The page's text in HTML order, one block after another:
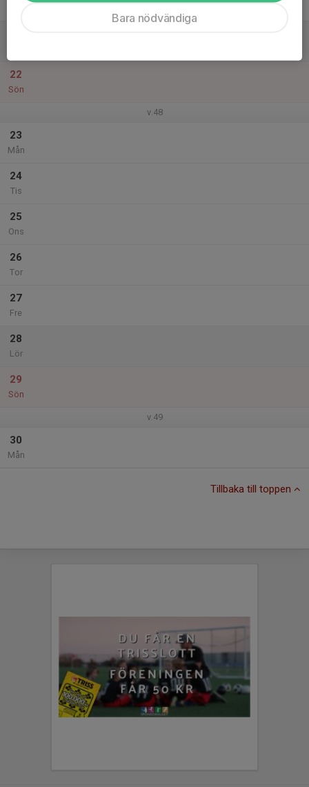
22
Sön
v.48
23
Mån
24
Tis
25
Ons
26
Tor
27
Fre
28
Lör
29
Sön
v.49
30
Mån
Tillbaka till toppen
Bara nödvändiga